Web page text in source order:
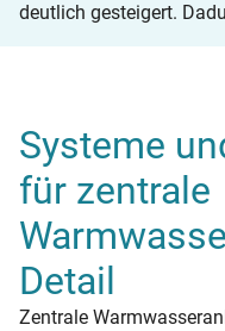
deutlich gesteigert.
Systeme
für zentrale
Detail
Zentrale